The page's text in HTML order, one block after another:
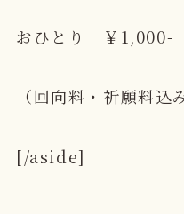
おひとり ￥1,000-
（回向料・祈願料込
[/aside]